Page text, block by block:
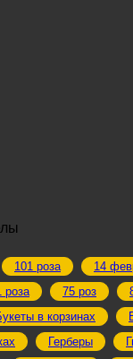
101 роза 14
роза 75 роз
в корзинах
Герберы